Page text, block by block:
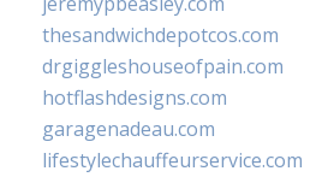
thesandwichdepotcos.com
drgiggleshouseofpain.com
hotflashdesigns.com
garagenadeau.com
lifestylechauffeurservice.com